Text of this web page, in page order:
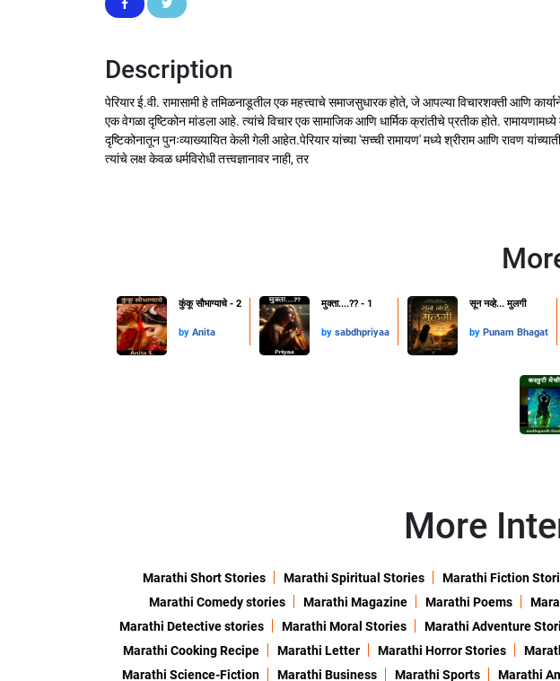
Description
पेरियार ई.वी. रामासामी हे तमिळनाडूतील एक महत्त्वाचे समाजसुधारक होते, जे आपल्या विचारशक्ती आणि
एक वेगळा दृष्टिकोन मांडला आहे. त्यांचे विचार एक सामाजिक आणि धार्मिक क्रांतीचे प्रतीक होते.
दृष्टिकोनातून पुनःव्याख्यायित केली गेली आहेत.पेरियार यांच्या 'सच्ची रामायण' मध्ये श्रीराम आणि रावण
त्यांचे लक्ष केवळ धर्मविरोधी तत्त्वज्ञानावर नाही, तर
कुंकू सौभाग्याचे - 2
by Anita
मुक्ता....??️ - 1
by sabdhpriyaa
सून नव्हे... मुलगी
by Punam Bhagat
More
Marathi Short Stories Marathi Spiritual Stories Marathi Fiction
Marathi Comedy stories
Marathi Magazine Marathi Poems
Marathi Detective stories
Marathi Moral Stories Marathi Adventure
Marathi Cooking Recipe
Marathi Letter Marathi Horror Stories
Marathi Science-Fiction
Marathi Business Marathi Sports Marathi